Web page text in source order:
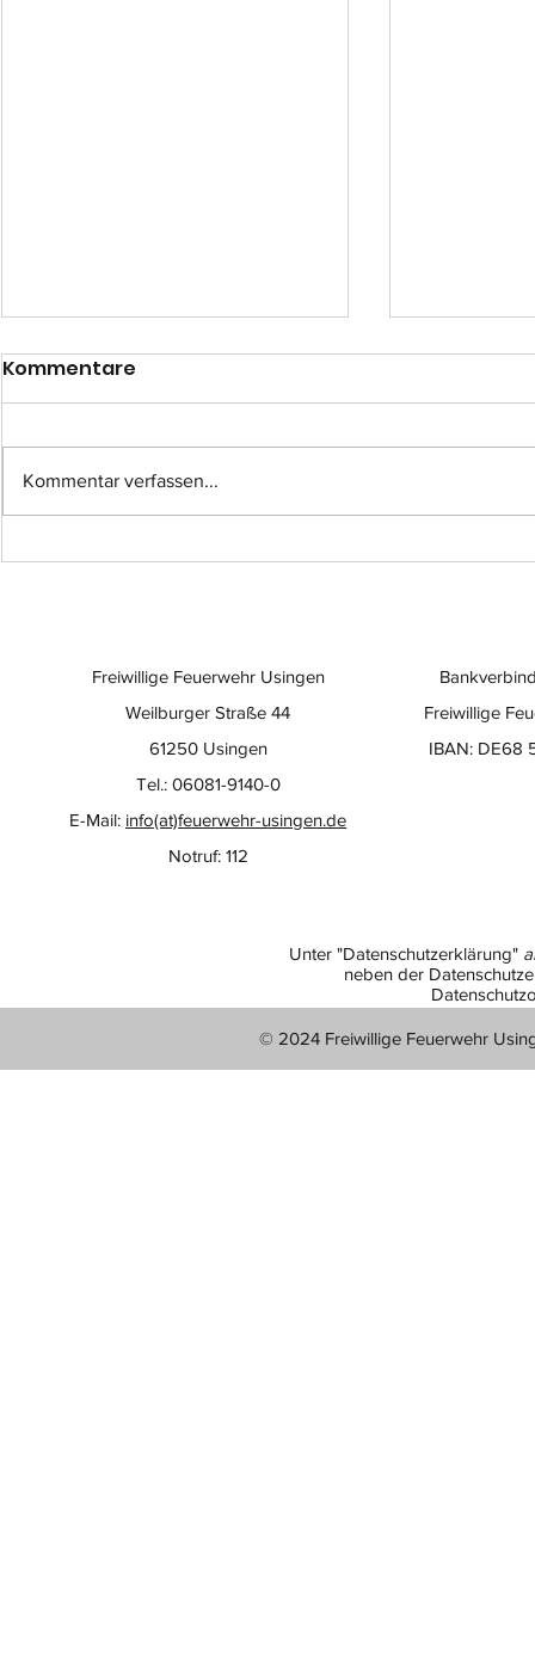
Einsatz-Nr.: 057
Kommentare
Kommentar verfassen...
Freiwillige
IBAN: DE68
Freiwillige Feuerwehr Usingen
Weilburger Straße 44
61250 Usingen
Tel.: 06081-9140-0
E-Mail: info(at)feuerwehr-usingen.de
Notruf: 112
Unter "Datenschutzerklärung"
neben der
© 2024 Freiwillige Feuerwehr